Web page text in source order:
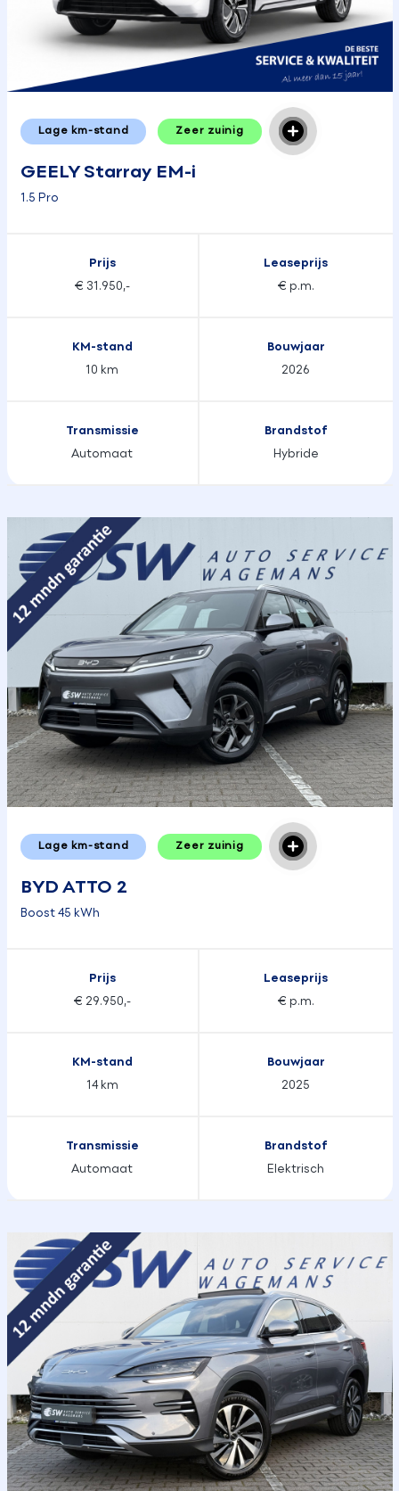
Lage km-stand Zeer zuinig
GEELY Starray EM-i
1.5 Pro
Prijs
€ 31.950,-
Leaseprijs
€ p.m.
KM-stand
10 km
Bouwjaar
2026
Transmissie
Automaat
Brandstof
Hybride
Lage km-stand Zeer zuinig
BYD ATTO 2
Boost 45 kWh
Prijs
€ 29.950,-
Leaseprijs
€ p.m.
KM-stand
14 km
Bouwjaar
2025
Transmissie
Automaat
Brandstof
Elektrisch